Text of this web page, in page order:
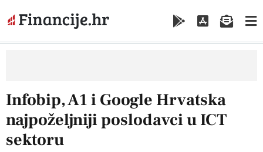
Infobip, A1 i Google Hrvatska
najpoželjniji poslodavci u ICT
sektoru